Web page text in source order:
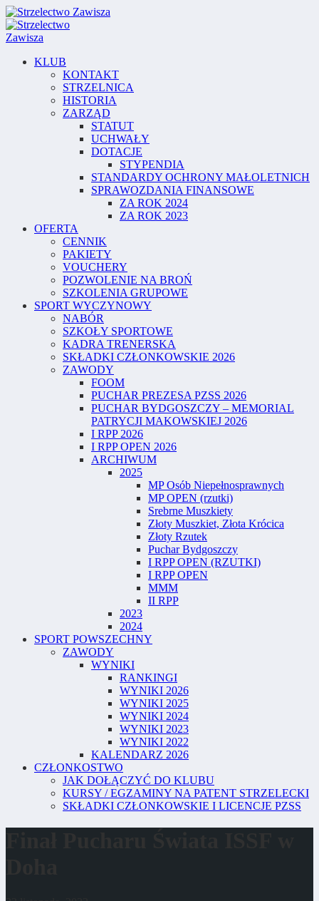
KLUB
KONTAKT
STRZELNICA
HISTORIA
ZARZĄD
STATUT
UCHWAŁY
DOTACJE
STYPENDIA
STANDARDY OCHRONY MAŁOLETNICH
SPRAWOZDANIA FINANSOWE
ZA ROK 2024
ZA ROK 2023
OFERTA
CENNIK
PAKIETY
VOUCHERY
POZWOLENIE NA BROŃ
SZKOLENIA GRUPOWE
SPORT WYCZYNOWY
NABÓR
SZKOŁY SPORTOWE
KADRA TRENERSKA
SKŁADKI CZŁONKOWSKIE 2026
ZAWODY
FOOM
PUCHAR PREZESA PZSS 2026
PUCHAR BYDGOSZCZY – MEMORIAL
PATRYCJI MAKOWSKIEJ 2026
I RPP 2026
I RPP OPEN 2026
ARCHIWUM
2025
MP Osób Niepełnosprawnych
MP OPEN (rzutki)
Srebrne Muszkiety
Złoty Muszkiet, Złota Krócica
Złoty Rzutek
Puchar Bydgoszczy
I RPP OPEN (RZUTKI)
I RPP OPEN
MMM
II RPP
2023
2024
SPORT POWSZECHNY
ZAWODY
WYNIKI
RANKINGI
WYNIKI 2026
WYNIKI 2025
WYNIKI 2024
WYNIKI 2023
WYNIKI 2022
KALENDARZ 2026
CZŁONKOSTWO
JAK DOŁĄCZYĆ DO KLUBU
KURSY / EGZAMINY NA PATENT STRZELECKI
SKŁADKI CZŁONKOWSKIE I LICENCJE PZSS